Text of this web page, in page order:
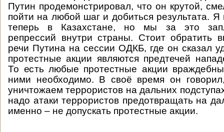
Путин продемонстрировал, что он крутой,
пойти на любой шаг и добиться результата. Я
теперь в Казахстане, но мы за это
репрессий внутри страны. Стоит обратить
речи Путина на сессии ОДКБ, где он сказал
протестные акции являются предтечей
То есть любые протестные акции
ними необходимо. В своё время он
уничтожаем террористов на дальних
надо атаки террористов предотвращать на
именно – не допускать протестные акции.